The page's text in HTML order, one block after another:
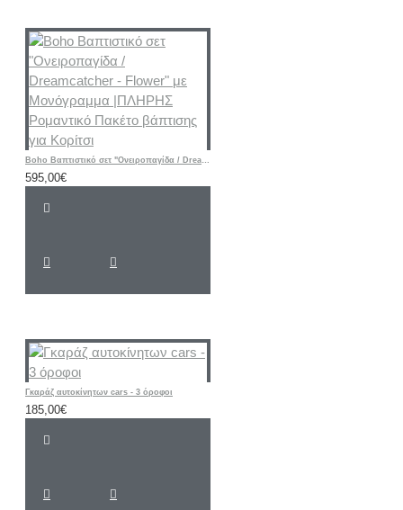
Boho Βαπτιστικό σετ "Ονειροπαγίδα / Dreamcatcher - Flower" με Μονόγραμμα |ΠΛΗΡΗΣ Ρομαντικό Πακέτο βάπτισης για Κορίτσι
595,00€
Γκαράζ αυτοκίνητων cars - 3 όροφοι
185,00€